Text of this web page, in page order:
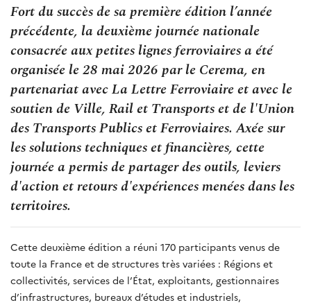
Fort du succès de sa première édition l’année
précédente, la deuxième journée nationale
consacrée aux petites lignes ferroviaires a été
organisée le 28 mai 2026 par le Cerema, en
partenariat avec La Lettre Ferroviaire et avec le
soutien de Ville, Rail et Transports et de l'Union
des Transports Publics et Ferroviaires. Axée sur
les solutions techniques et financières, cette
journée a permis de partager des outils, leviers
d'action et retours d'expériences menées dans les
territoires.
Cette deuxième édition a réuni 170 participants venus de
toute la France et de structures très variées : Régions et
collectivités, services de l’État, exploitants, gestionnaires
d’infrastructures, bureaux d’études et industriels,